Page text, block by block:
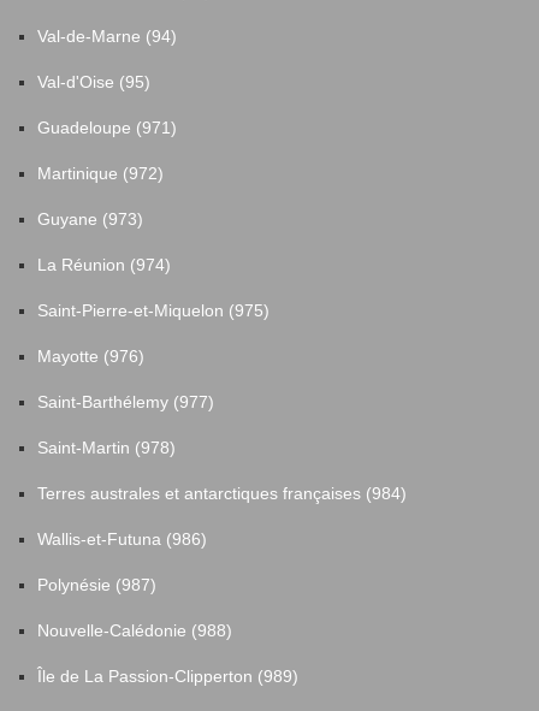
Val-de-Marne (94)
Val-d'Oise (95)
Guadeloupe (971)
Martinique (972)
Guyane (973)
La Réunion (974)
Saint-Pierre-et-Miquelon (975)
Mayotte (976)
Saint-Barthélemy (977)
Saint-Martin (978)
Terres australes et antarctiques françaises (984)
Wallis-et-Futuna (986)
Polynésie (987)
Nouvelle-Calédonie (988)
Île de La Passion-Clipperton (989)